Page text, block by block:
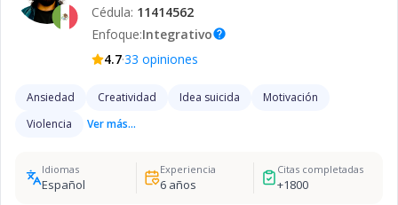
Cédula: 11414562
Enfoque:Integrativohelp
4.7·33 opiniones
Ansiedad Creatividad Idea suicida
Motivación
Violencia
Ver más...
Idiomas
Español
Experiencia
6años
Citas completadas
+1800